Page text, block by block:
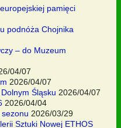
pamięci
podnóża Chojnika
– do Muzeum
04/07
2026/04/07
Śląsku 2026/04/07
2026/04/04
2026/03/29
Sztuki Nowej ETHOS